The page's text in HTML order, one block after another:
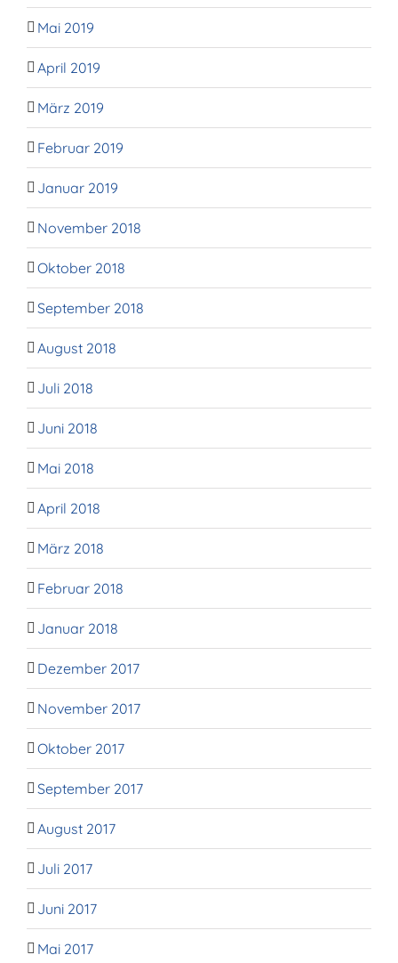
Mai 2019
April 2019
März 2019
Februar 2019
Januar 2019
November 2018
Oktober 2018
September 2018
August 2018
Juli 2018
Juni 2018
Mai 2018
April 2018
März 2018
Februar 2018
Januar 2018
Dezember 2017
November 2017
Oktober 2017
September 2017
August 2017
Juli 2017
Juni 2017
Mai 2017